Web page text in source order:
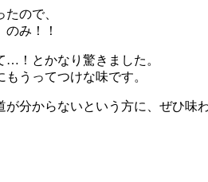
ので、
み！！
…！とかなり驚きました。
うってつけな味です。
分からないという方に、ぜひ味